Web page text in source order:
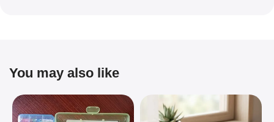
You may also like